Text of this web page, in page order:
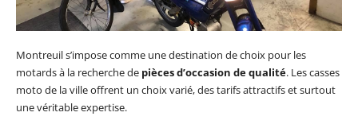
Montreuil s’impose comme une destination de choix pour les
motards à la recherche de pièces d’occasion de qualité. Les casses
moto de la ville offrent un choix varié, des tarifs attractifs et surtout
une véritable expertise.